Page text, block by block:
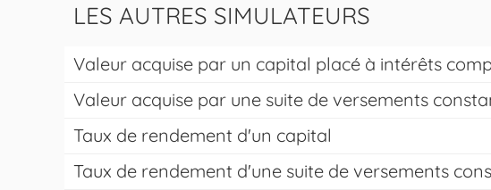
LES AUTRES SIMULATEURS
Valeur acquise par un capital placé à intérêts
Valeur acquise par une suite de versements
Taux de rendement d'un capital
Taux de rendement d'une suite de versements